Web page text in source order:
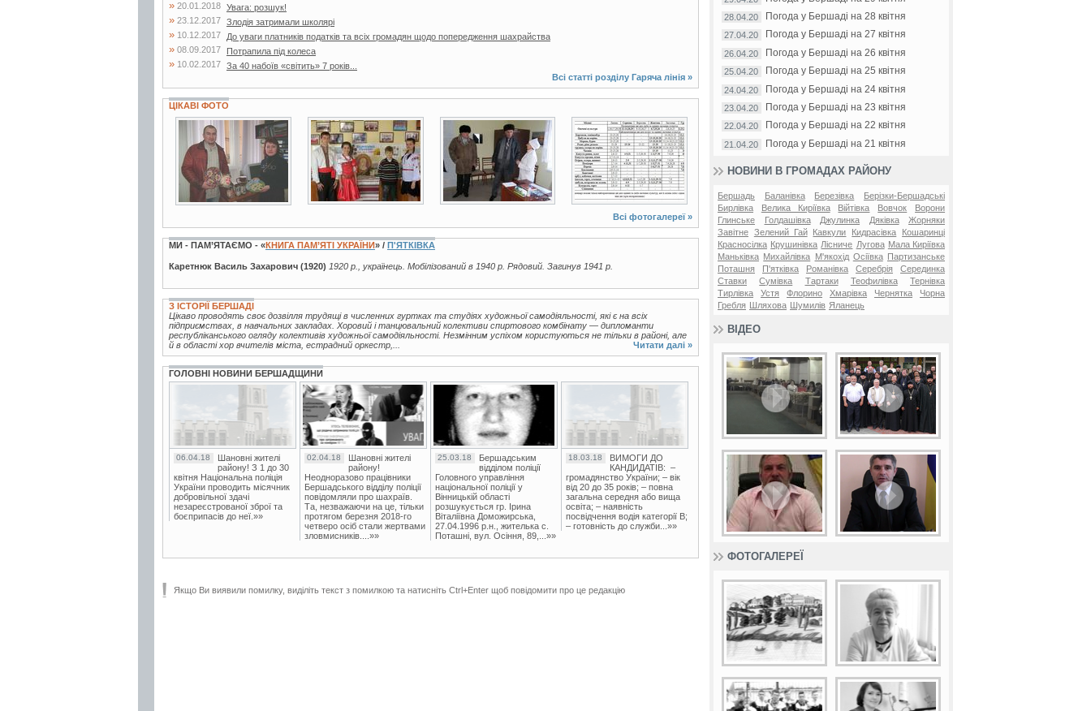
» 20.01.2018 Увага: розшук!
» 23.12.2017 Злодія затримали школярі
» 10.12.2017 До уваги платників податків та всіх громадян щодо попередження шахрайства
» 08.09.2017 Потрапила під колеса
» 10.02.2017 За 40 набоїв «світить» 7 років...
Всі статті розділу Гаряча лінія »
ЦІКАВІ ФОТО
3 фото 5 фото 2 фото 2 фото
Всі фотогалереї »
МИ - ПАМ’ЯТАЄМО - «КНИГА ПАМ’ЯТІ УКРАЇНИ» / П'ЯТКІВКА
Каретнюк Василь Захарович (1920) 1920 р., українець. Мобілізований в 1940 р. Рядовий. Загинув 1941 р.
З ІСТОРІЇ БЕРШАДІ
Цікаво проводять своє дозвілля трудящі в численних гуртках та студіях художньої самодіяльності, які є на всіх
підприємствах, в навчальних закладах. Хоровий і танцювальний колективи спиртового комбінату — дипломанти
республіканського огляду колективів художньої самодіяльності. Незмінним успіхом користуються не тільки в районі, але
й в області хор вчителів міста, естрадний оркестр,...
Читати далі »
ГОЛОВНІ НОВИНИ БЕРШАДЩИНИ
06.04.18
Шановні жителі
району! З 1 до 30
квітня Національна поліція
України проводить місячник
добровільної здачі
незареєстрованої зброї та
боєприпасів до неї.»»
02.04.18
Шановні жителі
району!
Неодноразово працівники
Бершадського відділу поліції
повідомляли про шахраїв.
Та, незважаючи на це, тільки
протягом березня 2018-го
четверо осіб стали жертвами
зловмисників....»»
25.03.18
Бершадським
відділом поліції
Головного управління
національної поліції у
Вінницькій області
розшукується гр. Ірина
Віталіївна Доможирська,
27.04.1996 р.н., жителька с.
Поташні, вул. Осіння, 89,...»»
18.03.18
ВИМОГИ ДО
КАНДИДАТІВ: –
громадянство України; – вік
від 20 до 35 років; – повна
загальна середня або вища
освіта; – наявність
посвідчення водія категорії В;
– готовність до служби...»»
Якщо Ви виявили помилку, виділіть текст з помилкою та натисніть Ctrl+Enter щоб повідомити про це редакцію
28.04.20 Погода у Бершаді на 28 квітня
27.04.20 Погода у Бершаді на 27 квітня
26.04.20 Погода у Бершаді на 26 квітня
25.04.20 Погода у Бершаді на 25 квітня
24.04.20 Погода у Бершаді на 24 квітня
23.04.20 Погода у Бершаді на 23 квітня
22.04.20 Погода у Бершаді на 22 квітня
21.04.20 Погода у Бершаді на 21 квітня
НОВИНИ В ГРОМАДАХ РАЙОНУ
Бершадь Баланівка Березівка
Берізки-Бершадські
Бирлівка
Велика Киріївка Війтівка Вовчок
Ворони
Глинське
Голдашівка Джулинка Дяківка
Жорняки
Завітне Зелений Гай Кавкули Кидрасівка
Кошаринці
Красносілка Крушинівка Лісниче Лугова Мала Киріївка
Маньківка Михайлівка М'якохід Осіївка
Партизанське
Поташня
П'ятківка Романівка Серебрія
Серединка
Ставки
Сумівка Тартаки Теофилівка
Тернівка
Тирлівка
Устя Флорино Хмарівка Чернятка
Чорна
Гребля
Шляхова Шумилів Яланець
ВІДЕО
ФОТОГАЛЕРЕЇ